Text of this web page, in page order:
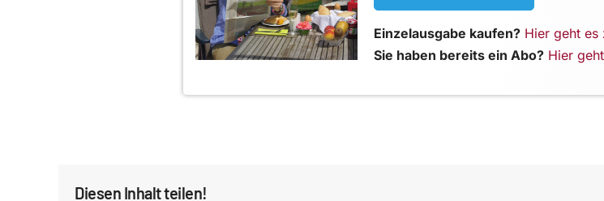
Einzelausgabe kaufen? Hier geht es
Sie haben bereits ein Abo? Hier
Diesen Inhalt teilen!